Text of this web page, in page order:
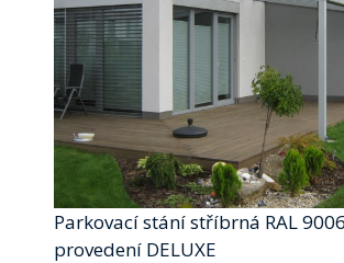
Parkovací stání stříbrná RAL
provedení DELUXE